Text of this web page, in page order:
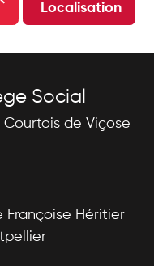
Localisation
Social
Courtois de Viçose
Françoise Héritier